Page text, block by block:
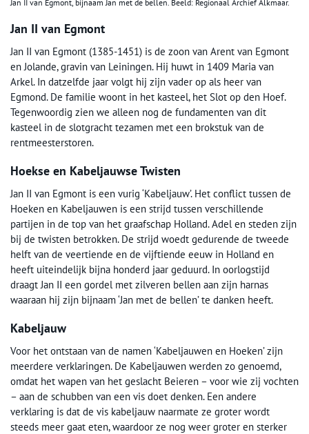
Jan II van Egmont, bijnaam Jan met de bellen. Beeld: Regionaal Archief Alkmaar.
Jan II van Egmont
Jan II van Egmont (1385-1451) is de zoon van Arent van Egmont
en Jolande, gravin van Leiningen. Hij huwt in 1409 Maria van
Arkel. In datzelfde jaar volgt hij zijn vader op als heer van
Egmond. De familie woont in het kasteel, het Slot op den Hoef.
Tegenwoordig zien we alleen nog de fundamenten van dit
kasteel in de slotgracht tezamen met een brokstuk van de
rentmeesterstoren.
Hoekse en Kabeljauwse Twisten
Jan II van Egmont is een vurig ‘Kabeljauw’. Het conflict tussen de
Hoeken en Kabeljauwen is een strijd tussen verschillende
partijen in de top van het graafschap Holland. Adel en steden zijn
bij de twisten betrokken. De strijd woedt gedurende de tweede
helft van de veertiende en de vijftiende eeuw in Holland en
heeft uiteindelijk bijna honderd jaar geduurd. In oorlogstijd
draagt Jan II een gordel met zilveren bellen aan zijn harnas
waaraan hij zijn bijnaam ‘Jan met de bellen’ te danken heeft.
Kabeljauw
Voor het ontstaan van de namen ‘Kabeljauwen en Hoeken’ zijn
meerdere verklaringen. De Kabeljauwen werden zo genoemd,
omdat het wapen van het geslacht Beieren – voor wie zij vochten
– aan de schubben van een vis doet denken. Een andere
verklaring is dat de vis kabeljauw naarmate ze groter wordt
steeds meer gaat eten, waardoor ze nog weer groter en sterker